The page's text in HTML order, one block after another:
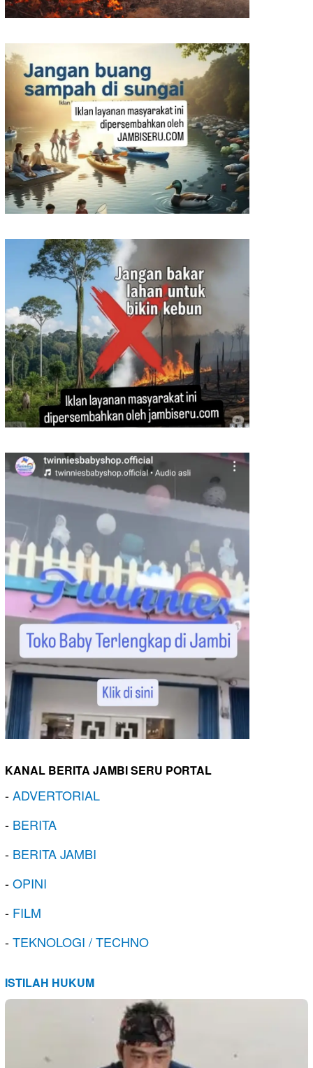
KANAL BERITA JAMBI SERU PORTAL
-ADVERTORIAL
- BERITA
- BERITA JAMBI
-OPINI
- FILM
-TEKNOLOGI / TECHNO
ISTILAH HUKUM